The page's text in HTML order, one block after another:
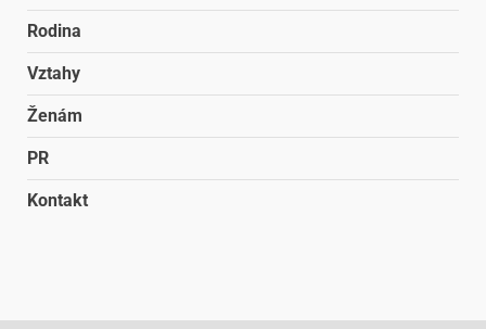
Rodina
Vztahy
Ženám
PR
Kontakt